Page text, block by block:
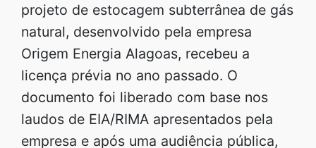
projeto de estocagem subterrânea de gás
natural, desenvolvido pela empresa
Origem Energia Alagoas, recebeu a
licença prévia no ano passado. O
documento foi liberado com base nos
laudos de EIA/RIMA apresentados pela
empresa e após uma audiência pública,